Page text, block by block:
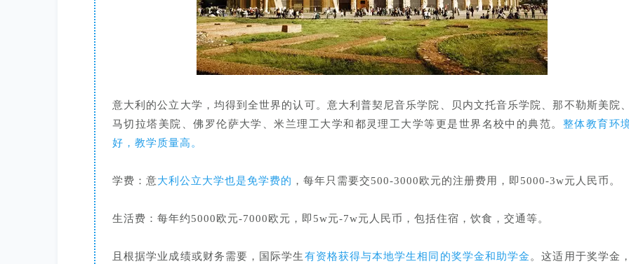
意大利的公立大学，均得到全世界的认可。意大利普契尼音乐学院、贝内文托音乐学院、那不勒斯美院
马切拉塔美院、佛罗伦萨大学、米兰理工大学和都灵理工大学等更是世界名校中的典范。 整体教育环
好，教学质量高。
学费：意大利公立大学也是免学费的 ，每年只需要交500-3000欧元的注册费用，即5000-3w元人民币。
生活费：每年约5000欧元-7000欧元，即5w元-7w元人民币，包括住宿，饮食，交通等。
且根据学业成绩或财务需要，国际学生有资格获得与本地学生相同的奖学金和助学金 。这适用于奖学金